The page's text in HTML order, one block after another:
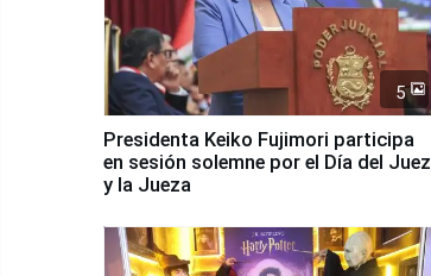
5
Presidenta Keiko Fujimori participa
en sesión solemne por el Día del Juez
y la Jueza